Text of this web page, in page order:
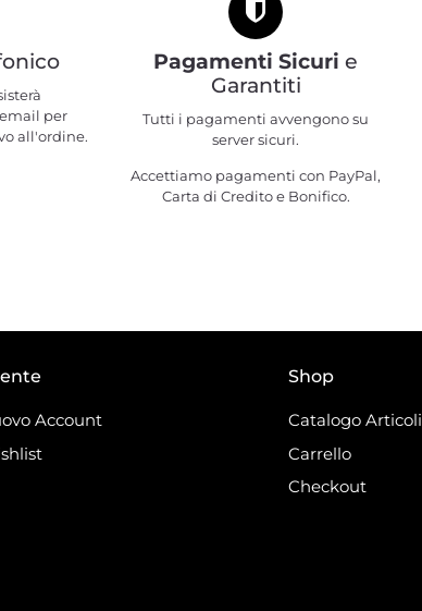
per
all'ordine.
Pagamenti Sicuri e
Garantiti
Tutti i pagamenti avvengono su
server sicuri.
Accettiamo pagamenti con PayPal,
Carta di Credito e Bonifico.
Account
Shop
Catalogo Articoli
Carrello
Checkout